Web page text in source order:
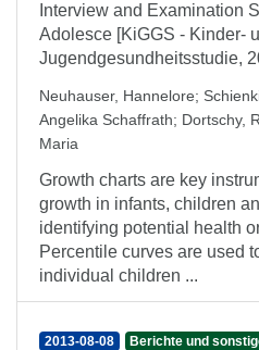
Interview and Examination
Adolesce [KiGGS - Kinder-
Jugendgesundheitsstudie,
Neuhauser, Hannelore;
Angelika Schaffrath; Dortschy,
Maria
Growth charts are key
growth in infants, children
identifying potential health
Percentile curves are used
individual children ...
2013-08-08 Berichte und